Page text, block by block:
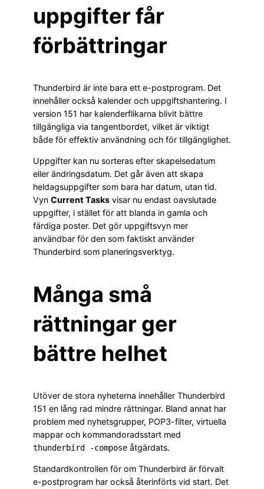
uppgifter får
förbättringar
Thunderbird är inte bara ett e-postprogram. Det
innehåller också kalender och uppgiftshantering. I
version 151 har kalenderflikarna blivit bättre
tillgängliga via tangentbordet, vilket är viktigt
både för effektiv användning och för tillgänglighet.
Uppgifter kan nu sorteras efter skapelsedatum
eller ändringsdatum. Det går även att skapa
heldagsuppgifter som bara har datum, utan tid.
Vyn Current Tasks visar nu endast oavslutade
uppgifter, i stället för att blanda in gamla och
färdiga poster. Det gör uppgiftsvyn mer
användbar för den som faktiskt använder
Thunderbird som planeringsverktyg.
Många små
rättningar ger
bättre helhet
Utöver de stora nyheterna innehåller Thunderbird
151 en lång rad mindre rättningar. Bland annat har
problem med nyhetsgrupper, POP3-filter, virtuella
mappar och kommandoradsstart med
thunderbird -compose åtgärdats.
Standardkontrollen för om Thunderbird är förvalt
e-postprogram har också återinförts vid start. Det